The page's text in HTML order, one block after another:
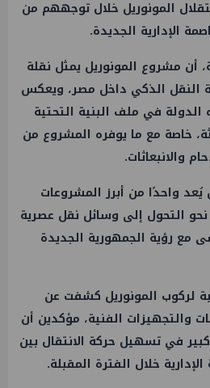
المونوريل خلال توجههم من
الإدارية الجديدة.
أن مشروع المونوريل يمثل نقلة
النقل الذكي داخل مصر، ويعكس
في ملف البنية التحتية
خاصة مع ما يوفره المشروع من
والانبعاثات.
يُعد واحدًا من أبرز المشروعات
التحول إلى وسائل نقل عصرية
مع رؤية الجمهورية الجديدة
لركوب المونوريل كشفت عن
الفنية، مؤكدين أن
في تسهيل حركة الانتقال بين
خلال الفترة المقبلة.